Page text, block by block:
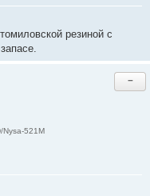
резиной с
Nysa-521M
−